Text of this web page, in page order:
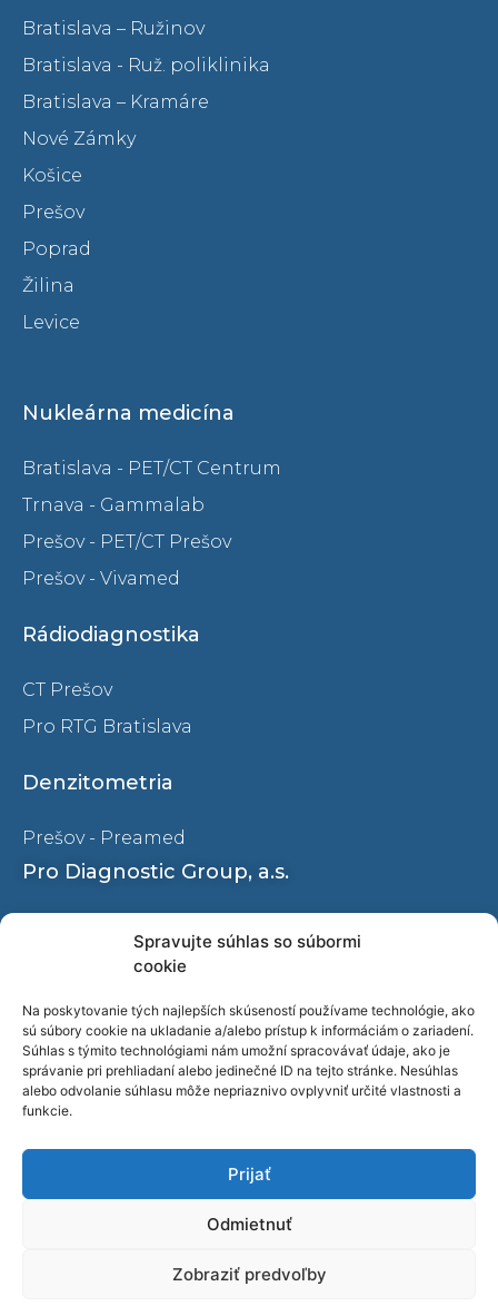
Spravujte súhlas so súbormi
cookie
Na poskytovanie tých najlepších skúseností používame technológie, ako
sú súbory cookie na ukladanie a/alebo prístup k informáciám o zariadení.
Súhlas s týmito technológiami nám umožní spracovávať údaje, ako je
správanie pri prehliadaní alebo jedinečné ID na tejto stránke. Nesúhlas
alebo odvolanie súhlasu môže nepriaznivo ovplyvniť určité vlastnosti a
funkcie.
Prijať
Odmietnuť
Zobraziť predvoľby
Bratislava – Ružinov
Bratislava - Ruž. poliklinika
Bratislava – Kramáre
Nové Zámky
Košice
Prešov
Poprad
Žilina
Levice
Nukleárna medicína
Bratislava - PET/CT Centrum
Trnava - Gammalab
Prešov - PET/CT Prešov
Prešov - Vivamed
Rádiodiagnostika
CT Prešov
Pro RTG Bratislava
Denzitometria
Prešov - Preamed
Pro Diagnostic Group, a.s.
Oznamovanie protispoločenskej činnosti
Naše pracoviská
O nás
Kariéra
Blog
Video